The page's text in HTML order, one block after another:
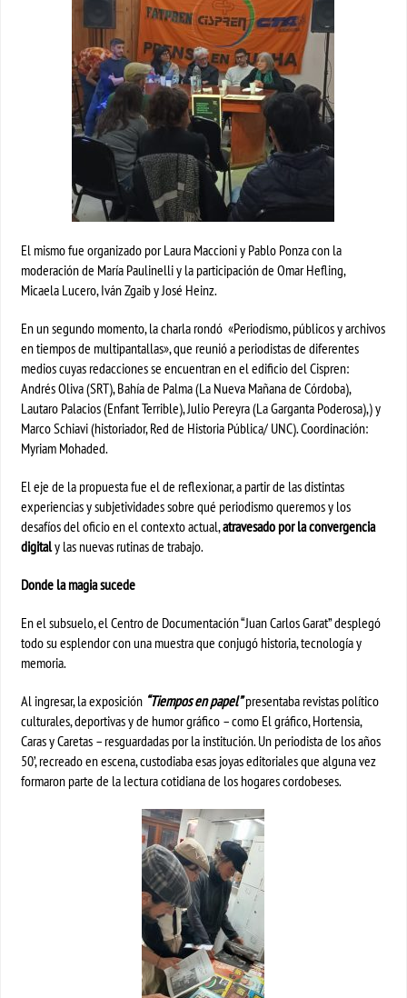
El mismo fue organizado por Laura Maccioni y Pablo Ponza con la
moderación de María Paulinelli y la participación de Omar Hefling,
Micaela Lucero, Iván Zgaib y José Heinz.
En un segundo momento, la charla rondó «Periodismo, públicos y archivos
en tiempos de multipantallas», que reunió a periodistas de diferentes
medios cuyas redacciones se encuentran en el edificio del Cispren:
Andrés Oliva (SRT), Bahía de Palma (La Nueva Mañana de Córdoba),
Lautaro Palacios (Enfant Terrible), Julio Pereyra (La Garganta Poderosa),) y
Marco Schiavi (historiador, Red de Historia Pública/ UNC). Coordinación:
Myriam Mohaded.
El eje de la propuesta fue el de reflexionar, a partir de las distintas
experiencias y subjetividades sobre qué periodismo queremos y los
desafíos del oficio en el contexto actual,atravesado por la convergencia
digitaly las nuevas rutinas de trabajo.
Donde la magia sucede
En el subsuelo, el Centro de Documentación “Juan Carlos Garat” desplegó
todo su esplendor con una muestra que conjugó historia, tecnología y
memoria.
Al ingresar, la exposición “Tiempos en papel”presentaba revistas político
culturales, deportivas y de humor gráfico – como El gráfico, Hortensia,
Caras y Caretas – resguardadas por la institución. Un periodista de los años
50’, recreado en escena, custodiaba esas joyas editoriales que alguna vez
formaron parte de la lectura cotidiana de los hogares cordobeses.